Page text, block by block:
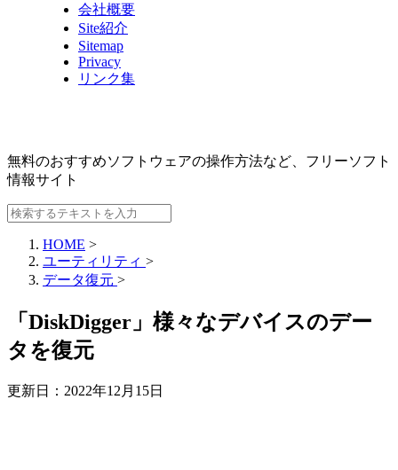
会社概要
Site紹介
Sitemap
Privacy
リンク集
無料のおすすめソフトウェアの操作方法など、 フリーソフト
情報サイト
HOME >
ユーティリティ >
データ復元 >
「DiskDigger」様々なデバイスのデー
タを復元
更新日： 2022年12月15日